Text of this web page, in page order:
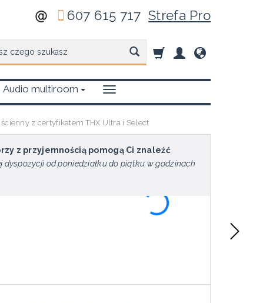
607 615 717Strefa Pro
Audio multiroom
z certyfikatem THX Ultra i Select
z przyjemnością pomogą Ci znaleźć
dyspozycji od poniedziałku do piątku w godzinach